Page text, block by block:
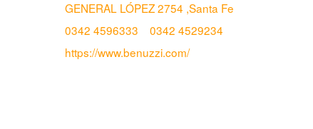
GENERAL LÓPEZ 2754 ,Santa Fe
0342 4596333
0342 4529234
https://www.benuzzi.com/